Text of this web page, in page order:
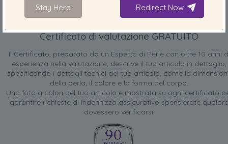
Certificato di valutazione GRATUITO
Il Certificato, preparato da un Esperto di Perle con oltre 10 anni
esperienza nella valutazione, descrive il tuo articolo in dettaglio,
specificando i dettagli tecnici del tuo articolo, come la
della perla, il colore e la forma del corpo.
Una foto a colori del tuo articolo è mostrata su ogni certificato
garantire richieste di indennizzo assicurativo spensierate
dovessero verificarsi.
Stay Here Redirect Now